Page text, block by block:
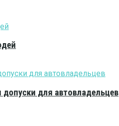
для автовладельцев